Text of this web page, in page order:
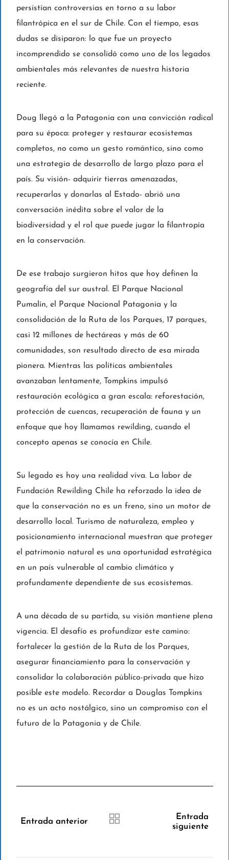
persistían controversias en torno a su labor
filantrópica en el sur de Chile. Con el tiempo, esas
dudas se disiparon: lo que fue un proyecto
incomprendido se consolidó como uno de los legados
ambientales más relevantes de nuestra historia
reciente.
Doug llegó a la Patagonia con una convicción radical
para su época: proteger y restaurar ecosistemas
completos, no como un gesto romántico, sino como
una estrategia de desarrollo de largo plazo para el
país. Su visión- adquirir tierras amenazadas,
recuperarlas y donarlas al Estado- abrió una
conversación inédita sobre el valor de la
biodiversidad y el rol que puede jugar la filantropía
en la conservación.
De ese trabajo surgieron hitos que hoy definen la
geografía del sur austral. El Parque Nacional
Pumalín, el Parque Nacional Patagonia y la
consolidación de la Ruta de los Parques, 17 parques,
casi 12 millones de hectáreas y más de 60
comunidades, son resultado directo de esa mirada
pionera. Mientras las políticas ambientales
avanzaban lentamente, Tompkins impulsó
restauración ecológica a gran escala: reforestación,
protección de cuencas, recuperación de fauna y un
enfoque que hoy llamamos rewilding, cuando el
concepto apenas se conocía en Chile.
Su legado es hoy una realidad viva. La labor de
Fundación Rewilding Chile ha reforzado la idea de
que la conservación no es un freno, sino un motor de
desarrollo local. Turismo de naturaleza, empleo y
posicionamiento internacional muestran que proteger
el patrimonio natural es una oportunidad estratégica
en un país vulnerable al cambio climático y
profundamente dependiente de sus ecosistemas.
A una década de su partida, su visión mantiene plena
vigencia. El desafío es profundizar este camino:
fortalecer la gestión de la Ruta de los Parques,
asegurar financiamiento para la conservación y
consolidar la colaboración público-privada que hizo
posible este modelo. Recordar a Douglas Tompkins
no es un acto nostálgico, sino un compromiso con el
futuro de la Patagonia y de Chile.
Entrada anterior
Entrada
siguiente